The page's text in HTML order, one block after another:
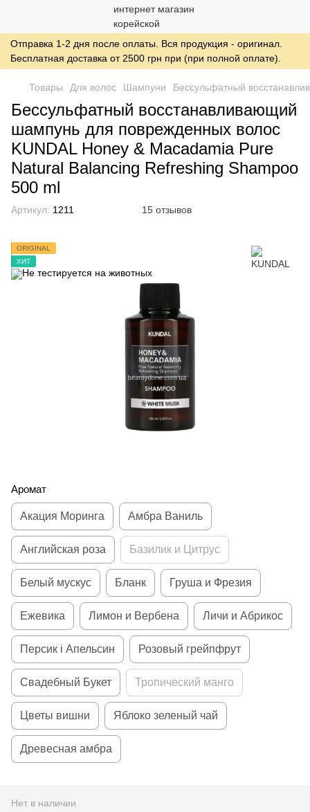
Отправка 1-2 дня после оплаты. Вся продукция - оригинал.
Бесплатная доставка от 2500 грн при (при полной оплате).
Товары Для волос Шампуни Бессульфатный
Бессульфатный восстанавливающий
шампунь для поврежденных волос
KUNDAL Honey & Macadamia Pure
Natural Balancing Refreshing Shampoo
500 ml
Артикул: 1211 15 отзывов
ORIGINAL
ХИТ
Аромат
Акация Моринга Амбра Ваниль
Английская роза Базилик и Цитрус
Белый мускус Бланк Груша и Фрезия
Ежевика Лимон и Вербена Личи и Абрикос
Персик і Апельсин Розовый грейпфрут
Свадебный Букет Тропический манго
Цветы вишни Яблоко зеленый чай
Древесная амбра
Нет в наличии